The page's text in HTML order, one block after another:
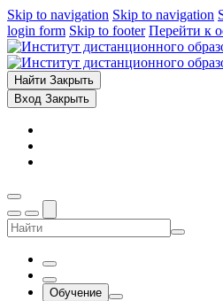
Skip to navigation Skip to navigation
login form Skip to footer Перейти к
Найти Закрыть
Вход Закрыть
Обучение